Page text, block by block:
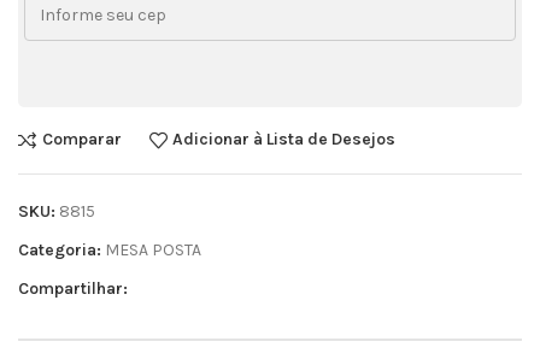
Comparar Adicionar à Lista de Desejos
SKU: 8815
Categoria: MESA POSTA
Compartilhar: